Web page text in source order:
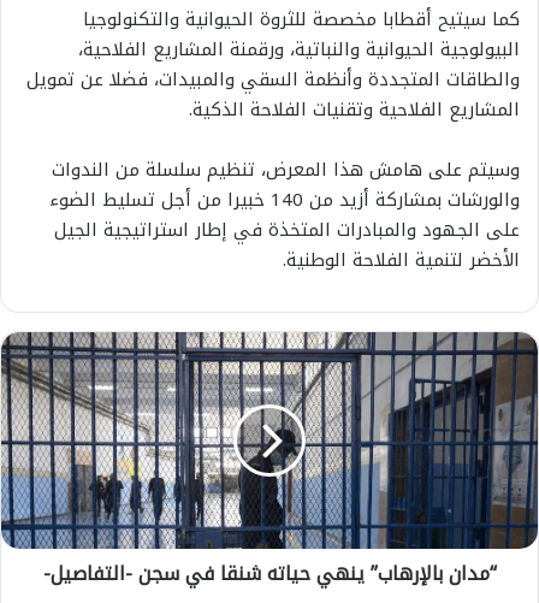
كما سيتيح أقطابا مخصصة للثروة الحيوانية والتكنولوجيا
البيولوجية الحيوانية والنباتية، ورقمنة المشاريع الفلاحية،
والطاقات المتجددة وأنظمة السقي والمبيدات، فضلا عن تمويل
المشاريع الفلاحية وتقنيات الفلاحة الذكية.
وسيتم على هامش هذا المعرض، تنظيم سلسلة من الندوات
والورشات بمشاركة أزيد من 140 خبيرا من أجل تسليط الضوء
على الجهود والمبادرات المتخذة في إطار استراتيجية الجيل
الأخضر لتنمية الفلاحة الوطنية.
“
د
ا
ن
ا
ل
إ
“مدان بالإرهاب” ينهي حياته شنقا في سجن -التفاصيل-